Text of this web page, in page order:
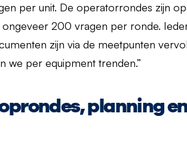
per unit. De operatorrondes zijn
200 vragen per ronde.
zijn via de meetpunten
we per equipment trenden.”
planning